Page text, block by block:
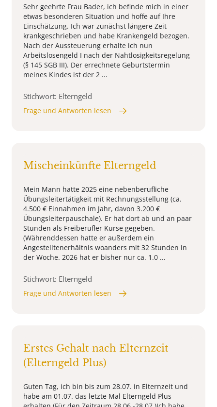
Sehr geehrte Frau Bader, ich befinde mich in einer
etwas besonderen Situation und hoffe auf Ihre
Einschätzung. Ich war zunächst längere Zeit
krankgeschrieben und habe Krankengeld bezogen.
Nach der Aussteuerung erhalte ich nun
Arbeitslosengeld I nach der Nahtlosigkeitsregelung
(§ 145 SGB III). Der errechnete Geburtstermin
meines Kindes ist der 2 ...
Stichwort: Elterngeld
Frage und Antworten lesen
Mischeinkünfte Elterngeld
Mein Mann hatte 2025 eine nebenberufliche
Übungsleitertätigkeit mit Rechnungsstellung (ca.
4.500 € Einnahmen im Jahr, davon 3.200 €
Übungsleiterpauschale). Er hat dort ab und an paar
Stunden als Freiberufler Kurse gegeben.
(Währenddessen hatte er außerdem ein
Angestelltenerhältnis woanders mit 32 Stunden in
der Woche. 2026 hat er bisher nur ca. 1.0 ...
Stichwort: Elterngeld
Frage und Antworten lesen
Erstes Gehalt nach Elternzeit
(Elterngeld Plus)
Guten Tag, ich bin bis zum 28.07. in Elternzeit und
habe am 01.07. das letzte Mal Elterngeld Plus